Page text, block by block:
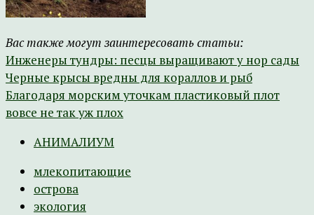
Вас также могут заинтересовать статьи:
Инженеры тундры: песцы выращивают у нор сады
Черные крысы вредны для кораллов и рыб
Благодаря морским уточкам пластиковый плот
вовсе не так уж плох
АНИМАЛИУМ
млекопитающие
острова
экология